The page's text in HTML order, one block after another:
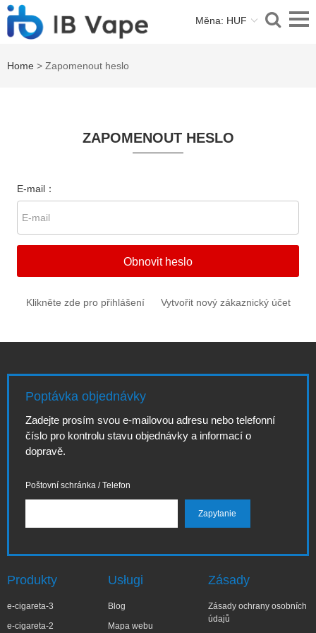
Měna: HUF
Home > Zapomenout heslo
ZAPOMENOUT HESLO
E-mail：
Obnovit heslo
Klikněte zde pro přihlášení Vytvořit nový zákaznický účet
Poptávka objednávky
Zadejte prosím svou e-mailovou adresu nebo telefonní
číslo pro kontrolu stavu objednávky a informací o
dopravě.
Poštovní schránka / Telefon
Produkty
e-cigareta-3
e-cigareta-2
Usługi
Blog
Mapa webu
Zásady
Zásady ochrany osobních
údajů